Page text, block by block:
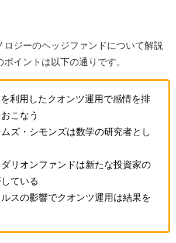
ロジーのヘッジファンドについて解説
イントは以下の通りです。
利用したクオンツ運用で感情を排
こなう
ズ・シモンズは数学の研究者とし
ダリオンファンドは新たな投資家の
ている
スの影響でクオンツ運用は結果を